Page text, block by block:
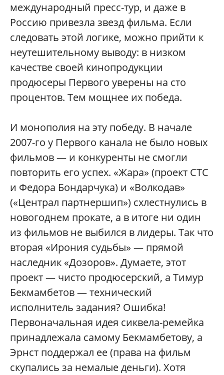
международный пресс-тур, и даже в
Россию привезла звезд фильма. Если
следовать этой логике, можно прийти к
неутешительному выводу: в низком
качестве своей кинопродукции
продюсеры Первого уверены на сто
процентов. Тем мощнее их победа.
И монополия на эту победу. В начале
2007-го у Первого канала не было новых
фильмов — и конкуренты не смогли
повторить его успех. «Жара» (проект СТС
и Федора Бондарчука) и «Волкодав»
(«Централ партнершип») схлестнулись в
новогоднем прокате, а в итоге ни один
из фильмов не выбился в лидеры. Так что
вторая «Ирония судьбы» — прямой
наследник «Дозоров». Думаете, этот
проект — чисто продюсерский, а Тимур
Бекмамбетов — технический
исполнитель задания? Ошибка!
Первоначальная идея сиквела-ремейка
принадлежала самому Бекмамбетову, а
Эрнст поддержал ее (права на фильм
скупались за немалые деньги). Хотя